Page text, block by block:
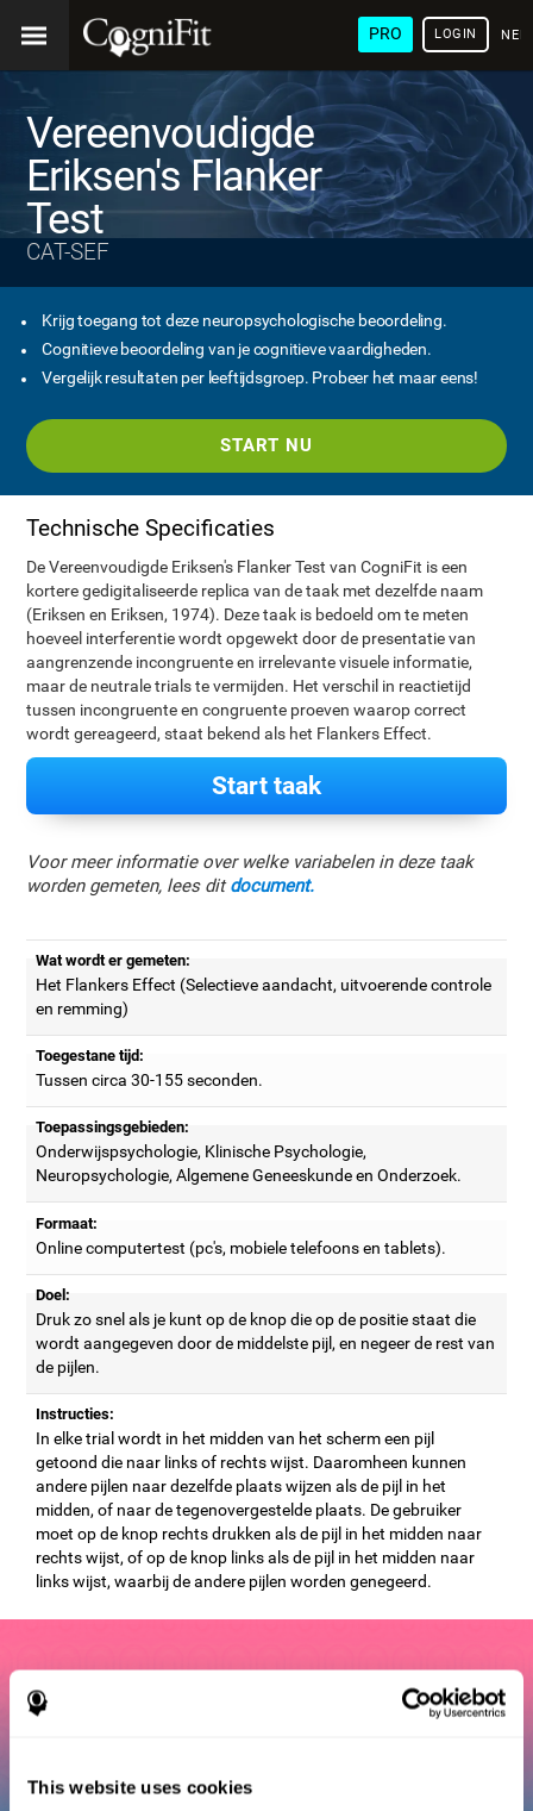
This website uses cookies
PRO LOGIN
Vereenvoudigde
Eriksen's Flanker
Test
CAT-SEF
Krijg toegang tot deze neuropsychologische beoordeling.
Cognitieve beoordeling van je cognitieve vaardigheden.
Vergelijk resultaten per leeftijdsgroep. Probeer het maar eens!
START NU
Technische Specificaties
De Vereenvoudigde Eriksen's Flanker Test van CogniFit is een
kortere gedigitaliseerde replica van de taak met dezelfde naam
(Eriksen en Eriksen, 1974). Deze taak is bedoeld om te meten
hoeveel interferentie wordt opgewekt door de presentatie van
aangrenzende incongruente en irrelevante visuele informatie,
maar de neutrale trials te vermijden. Het verschil in reactietijd
tussen incongruente en congruente proeven waarop correct
wordt gereageerd, staat bekend als het Flankers Effect.
Start taak
Voor meer informatie over welke variabelen in deze taak
worden gemeten, lees ditdocument.
Wat wordt er gemeten:
Het Flankers Effect (Selectieve aandacht, uitvoerende controle
en remming)
Toegestane tijd:
Tussen circa 30-155 seconden.
Toepassingsgebieden:
Onderwijspsychologie, Klinische Psychologie,
Neuropsychologie, Algemene Geneeskunde en Onderzoek.
Formaat:
Online computertest (pc's, mobiele telefoons en tablets).
Doel:
Druk zo snel als je kunt op de knop die op de positie staat die
wordt aangegeven door de middelste pijl, en negeer de rest van
de pijlen.
Instructies:
In elke trial wordt in het midden van het scherm een pijl
getoond die naar links of rechts wijst. Daaromheen kunnen
andere pijlen naar dezelfde plaats wijzen als de pijl in het
midden, of naar de tegenovergestelde plaats. De gebruiker
moet op de knop rechts drukken als de pijl in het midden naar
rechts wijst, of op de knop links als de pijl in het midden naar
links wijst, waarbij de andere pijlen worden genegeerd.